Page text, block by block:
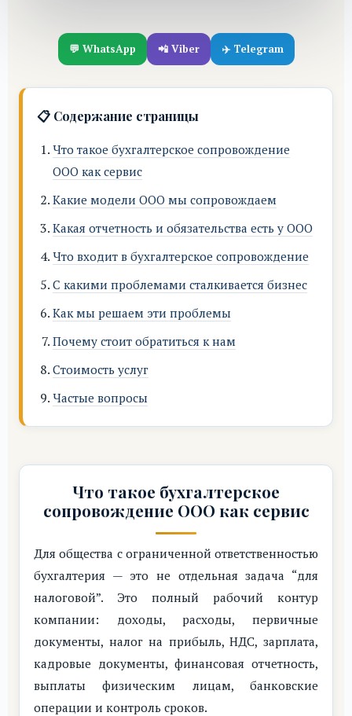
💬 WhatsApp 📲 Viber ✈️ Telegram
📋 Содержание страницы
Что такое бухгалтерское сопровождение
ООО как сервис
Какие модели ООО мы сопровождаем
Какая отчетность и обязательства есть у ООО
Что входит в бухгалтерское сопровождение
С какими проблемами сталкивается бизнес
Как мы решаем эти проблемы
Почему стоит обратиться к нам
Стоимость услуг
Частые вопросы
Что такое бухгалтерское
сопровождение ООО как сервис
Для общества с ограниченной ответственностью
бухгалтерия — это не отдельная задача “для
налоговой”. Это полный рабочий контур
компании: доходы, расходы, первичные
документы, налог на прибыль, НДС, зарплата,
кадровые документы, финансовая отчетность,
выплаты физическим лицам, банковские
операции и контроль сроков.